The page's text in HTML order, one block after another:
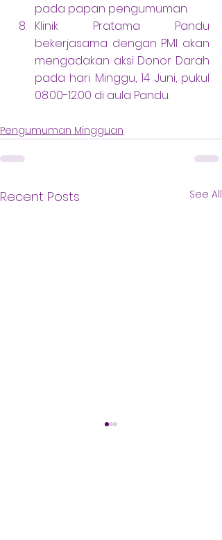
pada papan pengumuman.
Klinik Pratama Pandu
bekerjasama dengan PMI akan
mengadakan aksi Donor Darah
pada hari Minggu, 14 Juni, pukul
08.00-12.00 di aula Pandu.
Pengumuman Mingguan
Recent Posts See All